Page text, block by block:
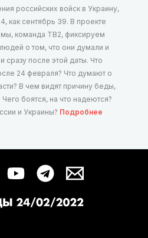
российских войск в Украину,
как сентябрь 39. В проекте
команда ТВ2, фиксируем
о том, что они думали и
сразу после этой даты. Что
24 февраля? Что думают о
В чем видят причину беды,
боятся, на что надеются?
и Украины? Подробнее